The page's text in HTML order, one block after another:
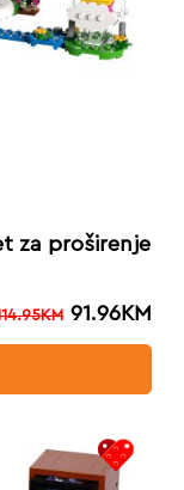
za proširenje
KM 91.96KM